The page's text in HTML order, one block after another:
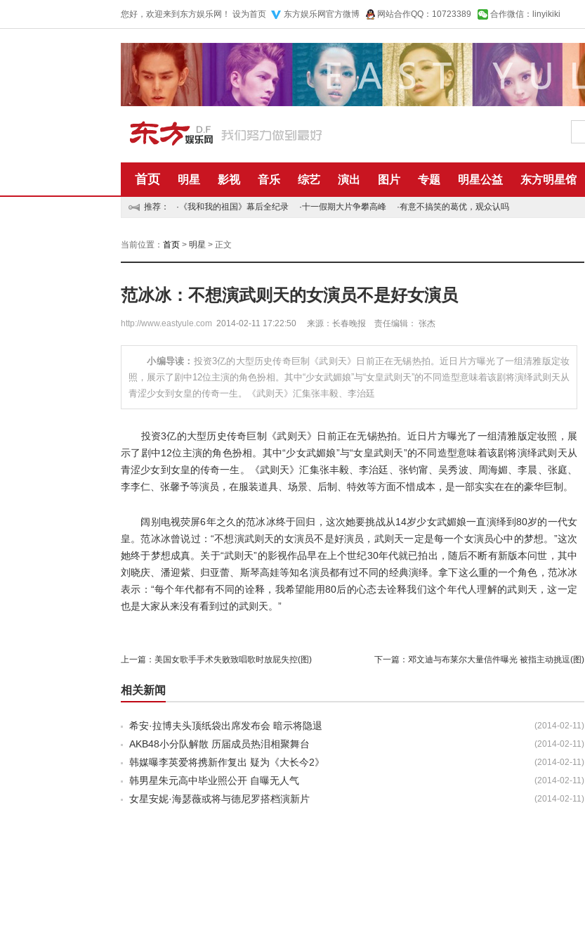
您好，欢迎来到东方娱乐网！ 设为首页 东方娱乐网官方微博 网站合作QQ：10723389 合作微信：linyikiki
首页 明星 影视 音乐 综艺 演出 图片 专题 明星公益 东方明星馆
推荐： · 《我和我的祖国》幕后全纪录 ·十一假期大片争攀高峰 ·有意不搞笑的葛优，观众认吗
当前位置： 首页 > 明星 > 正文
范冰冰：不想演武则天的女演员不是好女演员
http://www.eastyule.com 2014-02-11 17:22:50 来源：长春晚报 责任编辑： 张杰
小编导读： 投资3亿的大型历史传奇巨制《武则天》日前正在无锡热拍。近日片方曝光了一组清雅版定妆
照，展示了剧中12位主演的角色扮相。其中“少女武媚娘”与“女皇武则天”的不同造型意味着该剧将演绎武则天从
青涩少女到女皇的传奇一生。《武则天》汇集张丰毅、李治廷
投资3亿的大型历史传奇巨制《武则天》日前正在无锡热拍。近日片方曝光了一组清雅版定妆照，展
示了剧中12位主演的角色扮相。其中“少女武媚娘”与“女皇武则天”的不同造型意味着该剧将演绎武则天从
青涩少女到女皇的传奇一生。《武则天》汇集张丰毅、李治廷、张钧甯、吴秀波、周海媚、李晨、张庭、
李李仁、张馨予等演员，在服装道具、场景、后制、特效等方面不惜成本，是一部实实在在的豪华巨制。
阔别电视荧屏6年之久的范冰冰终于回归，这次她要挑战从14岁少女武媚娘一直演绎到80岁的一代女
皇。范冰冰曾说过：“不想演武则天的女演员不是好演员，武则天一定是每一个女演员心中的梦想。”这次
她终于梦想成真。关于“武则天”的影视作品早在上个世纪30年代就已拍出，随后不断有新版本问世，其中
刘晓庆、潘迎紫、归亚蕾、斯琴高娃等知名演员都有过不同的经典演绎。拿下这么重的一个角色，范冰冰
表示：“每个年代都有不同的诠释，我希望能用80后的心态去诠释我们这个年代人理解的武则天，这一定
也是大家从来没有看到过的武则天。”
上一篇： 美国女歌手手术失败致唱歌时放屁失控(图) 下一篇： 邓文迪与布莱尔大量信件曝光 被指主动挑逗(图)
相关新闻
(2014-02-11)
希安·拉博夫头顶纸袋出席发布会 暗示将隐退
(2014-02-11)
AKB48小分队解散 历届成员热泪相聚舞台
(2014-02-11)
韩媒曝李英爱将携新作复出 疑为《大长今2》
(2014-02-11)
韩男星朱元高中毕业照公开 自曝无人气
(2014-02-11)
女星安妮·海瑟薇或将与德尼罗搭档演新片